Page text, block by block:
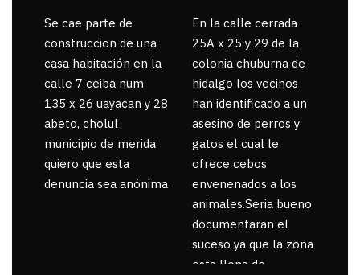
Se cae parte de
construccion de una
casa habitación en la
calle 7 ceiba num
135 x 26 uayacan y 28
abeto, cholul
municipio de merida
quiero que esta
denuncia sea anónima
En la calle cerrada
25A x 25 y 29 de la
colonia chuburna de
hidalgo los vecinos
han identificado a un
asesino de perros y
gatos el cual le
ofrece cebos
envenenados a los
animales.Seria bueno
documentaran el
suceso ya que la zona
esta llena de